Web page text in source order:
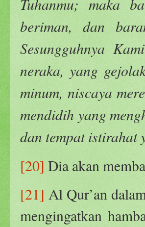
Tuhanmu; maka
beriman, dan
Sesungguhnya
neraka, yang
minum, niscaya
mendidih yang
dan tempat istirahat
[20] Dia akan
[21] Al Qur’an
mengingatkan